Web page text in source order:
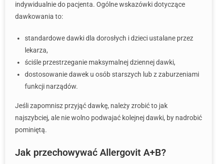
indywidualnie do pacjenta. Ogólne wskazówki dotyczące
dawkowania to:
standardowe dawki dla dorosłych i dzieci ustalane przez
lekarza,
ściśle przestrzeganie maksymalnej dziennej dawki,
dostosowanie dawek u osób starszych lub z zaburzeniami
funkcji narządów.
Jeśli zapomnisz przyjąć dawkę, należy zrobić to jak
najszybciej, ale nie wolno podwajać kolejnej dawki, by nadrobić
pominiętą.
Jak przechowywać Allergovit A+B?